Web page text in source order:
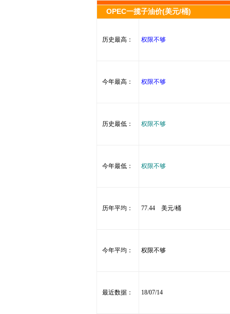
OPEC一揽子油价(美元/桶)
历史最高： 权限不够
今年最高： 权限不够
历史最低： 权限不够
今年最低： 权限不够
历年平均： 77.44 美元/桶
今年平均： 权限不够
最近数据： 18/07/14